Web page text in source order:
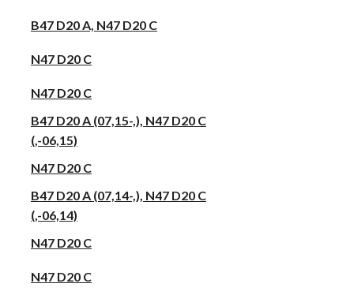
B47 D20 A, N47 D20 C
N47 D20 C
N47 D20 C
B47 D20 A (07,15-,), N47 D20 C
(,-06,15)
N47 D20 C
B47 D20 A (07,14-,), N47 D20 C
(,-06,14)
N47 D20 C
N47 D20 C